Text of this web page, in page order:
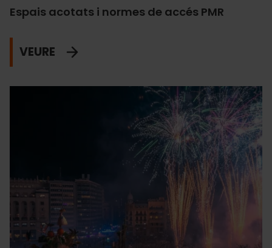
Espais acotats i normes de accés PMR
VEURE